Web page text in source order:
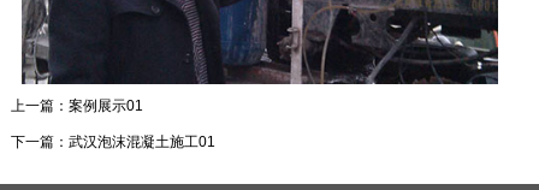
上一篇： 案例展示01
下一篇： 武汉泡沫混凝土施工01